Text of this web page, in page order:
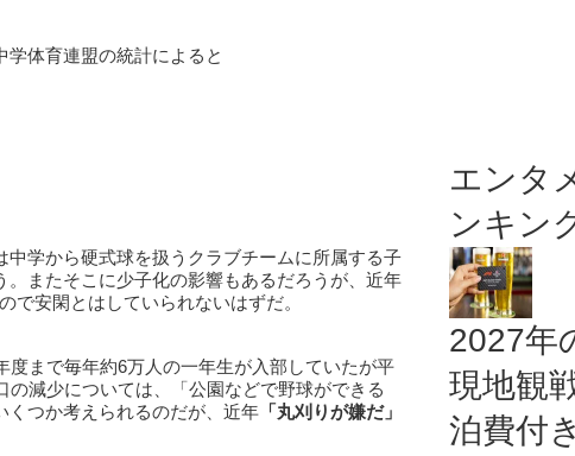
学体育連盟の統計によると
学から硬式球を扱うクラブチームに所属する子
またそこに少子化の影響もあるだろうが、近年
で安閑とはしていられないはずだ。
まで毎年約6万人の一年生が入部していたが平
減少については、「公園などで野球ができる
くつか考えられるのだが、近年 「丸刈りが嫌だ」
エンタ
ンキン
2027年
現地観
泊費付